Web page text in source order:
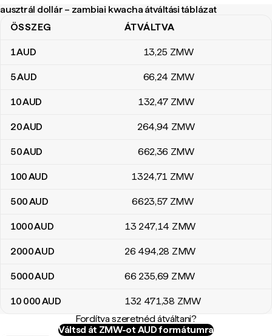
ausztrál dollár – zambiai kwacha átváltási táblázat
ausztrál dollár – zambiai kwacha átváltási táblázat
ÖSSZEG ÁTVÁLTVA
1AUD 13,25 ZMW
5AUD 66,24 ZMW
10AUD 132,47 ZMW
20AUD 264,94 ZMW
50AUD 662,36 ZMW
100AUD 1324,71 ZMW
500AUD 6623,57 ZMW
1000AUD 13 247,14 ZMW
2000AUD 26 494,28 ZMW
5000AUD 66 235,69 ZMW
10 000AUD 132 471,38 ZMW
Fordítva szeretnéd átváltani?
Váltsd át ZMW-ot AUD formátumra